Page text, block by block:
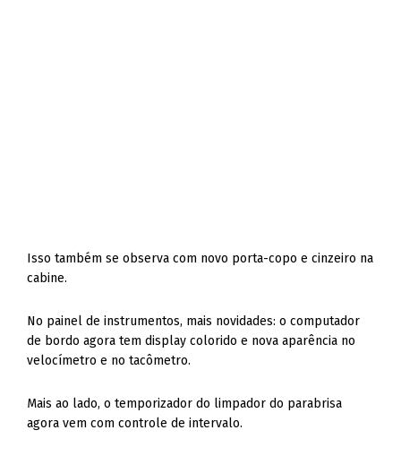
Isso também se observa com novo porta-copo e cinzeiro na
cabine.
No painel de instrumentos, mais novidades: o computador
de bordo agora tem display colorido e nova aparência no
velocímetro e no tacômetro.
Mais ao lado, o temporizador do limpador do parabrisa
agora vem com controle de intervalo.